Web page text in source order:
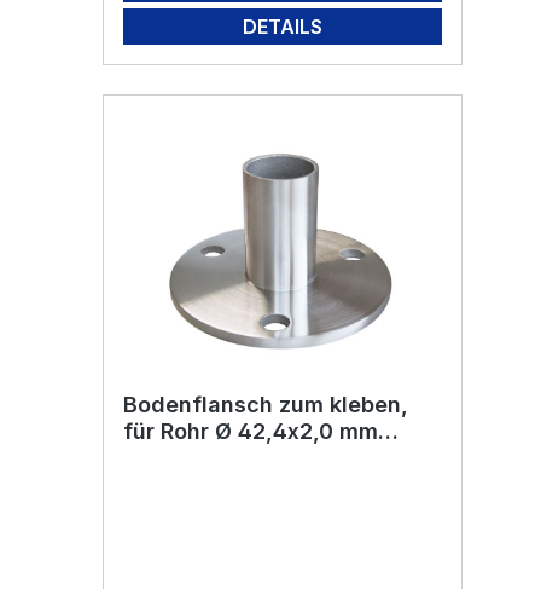
DETAILS
Bodenflansch zum kleben,
für Rohr Ø 42,4x2,0 mm